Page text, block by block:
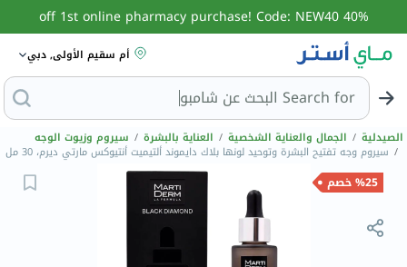
40% off 1st online pharmacy purchase! Code: NEW40
أم سقيم الأولى, دبي
Search for البحث عن شامبو
الصيدلية / الجمال والعناية الشخصية / العناية بالبشرة / سيروم وزيوت الوجه
/ سيروم وجه تفتيح البشرة وتوحيد لونها بلاك دايموند ألتيميت أنتيوكس مارتي ديرم، 30 مل
%25 خصم